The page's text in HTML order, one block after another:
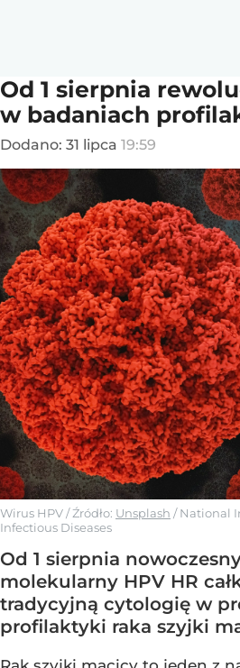
Od 1 sierpnia
w badaniach
Dodano: 31 lipca 19:59
Wirus HPV/ Źródło: Unsplash /National
Infectious Diseases
Od 1 sierpnia
molekularny HPV HR
tradycyjną cytologię w
profilaktyki raka szyjki